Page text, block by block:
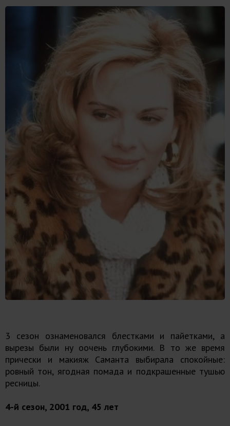
3 сезон ознаменовался блестками и пайетками, а
вырезы были ну оочень глубокими. В то же время
прически и макияж Саманта выбирала спокойные:
ровный тон, ягодная помада и подкрашенные тушью
ресницы.
4-й сезон, 2001 год, 45 лет